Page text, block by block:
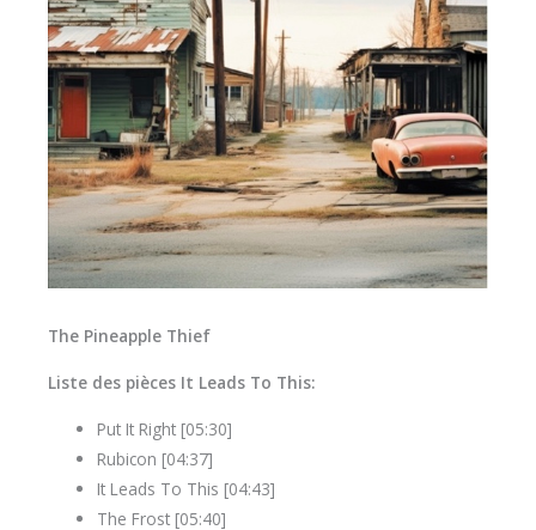
The Pineapple Thief
Liste des pièces It Leads To This:
Put It Right [05:30]
Rubicon [04:37]
It Leads To This [04:43]
The Frost [05:40]